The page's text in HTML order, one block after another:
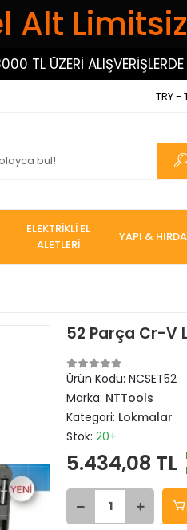
Alt
ÜZERİ ALIŞVERİŞLERDE
TRY -
ELEKTRİKLİ EL
ALETLERİ
YAPI &
52 Parça Cr-V
Ürün Kodu: NCSET52
Marka: NTTools
Kategori: Lokmalar
Stok: 20+
5.434,08 TL